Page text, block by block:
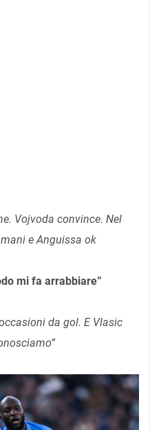
Vojvoda convince. Nel
e Anguissa ok
mi fa arrabbiare”
da gol. E Vlasic